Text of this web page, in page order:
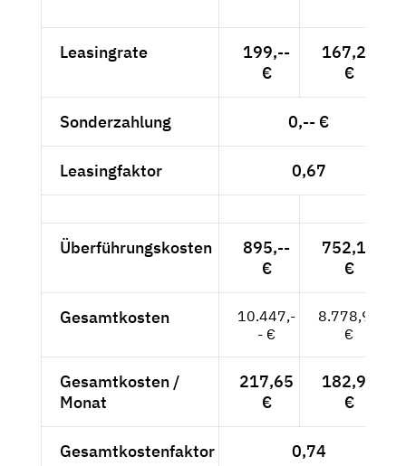
Leasingrate
199,--
€
167,23
€
Sonderzahlung 0,-- €
Leasingfaktor 0,67
Überführungskosten
895,--
€
752,10
€
Gesamtkosten
10.447,-
- €
8.778,99
€
Gesamtkosten /
Monat
217,65
€
182,90
€
Gesamtkostenfaktor 0,74